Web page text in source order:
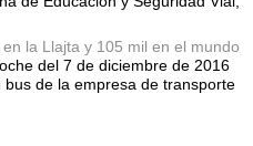
la Llajta y 105 mil en el mundo
del 7 de diciembre de 2016
de la empresa de transporte